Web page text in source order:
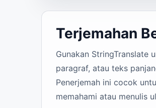
Terjemahan
Gunakan StringTranslate
paragraf, atau teks
Penerjemah ini cocok
memahami atau menulis